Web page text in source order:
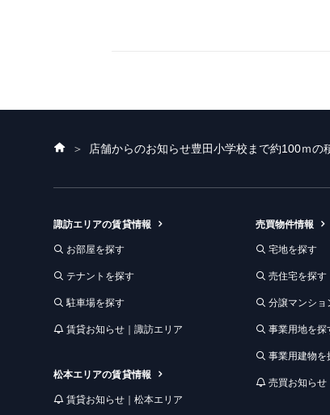
ホ
ム
店舗からのお知らせ豊田小学校まで約100ｍの
諏訪エリアの賃貸情報
お部屋を探す
テナントを探す
駐車場を探す
賃貸お知らせ｜諏訪エリア
松本エリアの賃貸情報
賃貸お知らせ｜松本エリア
売買物件情報
宅地を探す
売住宅を探す
分譲マンショ
事業用地を探
事業用建物を
売買お知らせ